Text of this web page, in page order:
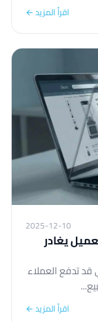
اقرأ المزيد ←
2025-12-10
يغادر
تدفع العملاء
اقرأ المزيد ←